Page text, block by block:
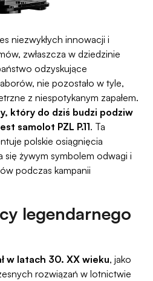
niezwykłych innowacji i
zwłaszcza w dziedzinie
odzyskujące
nie pozostało w tyle,
z niespotykanym zapałem.
który do dziś budzi podziw
samolot PZL P.11. Ta
polskie osiągnięcia
się żywym symbolem odwagi i
podczas kampanii
legendarnego
w latach 30. XX wieku, jako
rozwiązań w lotnictwie